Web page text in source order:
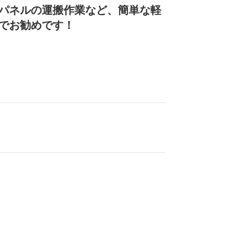
ネルの運搬作業など、簡単な軽
お勧めです！